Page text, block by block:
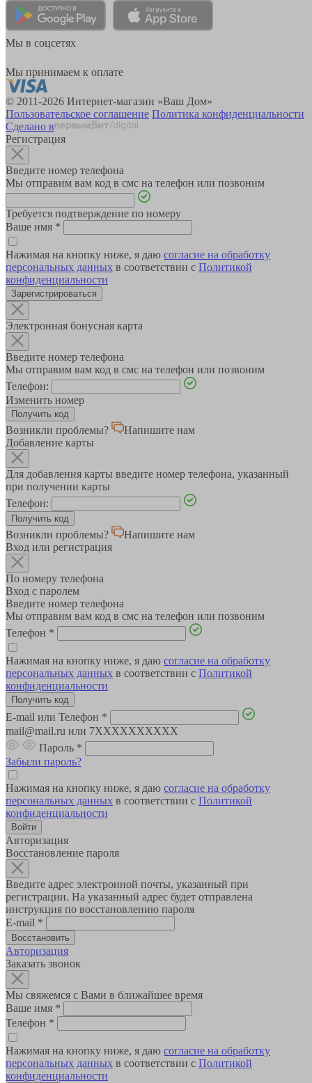
Мы в соцсетях
Мы принимаем к оплате
© 2011-2026 Интернет-магазин «Ваш Дом»
Пользовательское соглашение Политика конфиденциальности
Сделано в
Регистрация
Введите номер телефона
Мы отправим вам код в смс на телефон или позвоним
Требуется подтверждение по номеру
Ваше имя *
Нажимая на кнопку ниже, я даю согласие на обработку
персональных данных в соответствии с Политикой
конфиденциальности
Зарегистрироваться
Электронная бонусная карта
Введите номер телефона
Мы отправим вам код в смс на телефон или позвоним
Телефон:
Изменить номер
Возникли проблемы?
Напишите нам
Добавление карты
Для добавления карты введите номер телефона, указанный
при получении карты
Телефон:
Возникли проблемы?
Напишите нам
Вход или регистрация
По номеру телефона
Вход с паролем
Введите номер телефона
Мы отправим вам код в смс на телефон или позвоним
Телефон *
Нажимая на кнопку ниже, я даю согласие на обработку
персональных данных в соответствии с Политикой
конфиденциальности
E-mail или Телефон *
mail@mail.ru или 7XXXXXXXXXX
Пароль *
Забыли пароль?
Нажимая на кнопку ниже, я даю согласие на обработку
персональных данных в соответствии с Политикой
конфиденциальности
Авторизация
Восстановление пароля
Введите адрес электронной почты, указанный при
регистрации. На указанный адрес будет отправлена
инструкция по восстановлению пароля
E-mail *
Авторизация
Заказать звонок
Мы свяжемся с Вами в ближайшее время
Ваше имя *
Телефон *
Нажимая на кнопку ниже, я даю согласие на обработку
персональных данных в соответствии с Политикой
конфиденциальности